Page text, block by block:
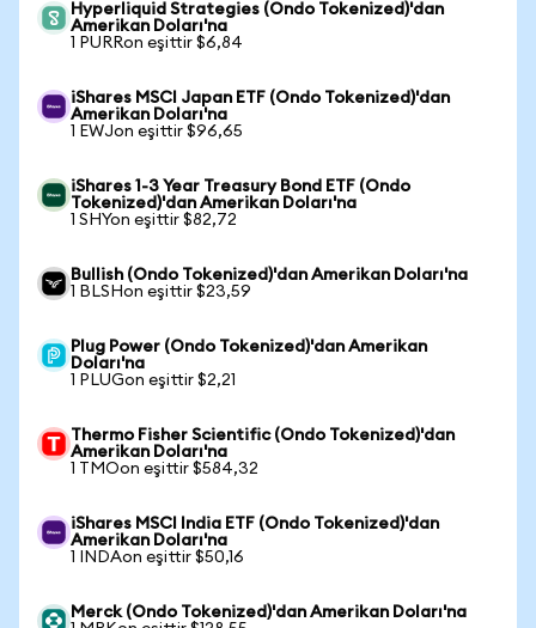
Hyperliquid Strategies (Ondo Tokenized)'dan
Amerikan Doları'na
1 PURRon eşittir $6,84
iShares MSCI Japan ETF (Ondo Tokenized)'dan
Amerikan Doları'na
1 EWJon eşittir $96,65
iShares 1-3 Year Treasury Bond ETF (Ondo
Tokenized)'dan Amerikan Doları'na
1 SHYon eşittir $82,72
Bullish (Ondo Tokenized)'dan Amerikan Doları'na
1 BLSHon eşittir $23,59
Plug Power (Ondo Tokenized)'dan Amerikan
Doları'na
1 PLUGon eşittir $2,21
Thermo Fisher Scientific (Ondo Tokenized)'dan
Amerikan Doları'na
1 TMOon eşittir $584,32
iShares MSCI India ETF (Ondo Tokenized)'dan
Amerikan Doları'na
1 INDAon eşittir $50,16
Merck (Ondo Tokenized)'dan Amerikan Doları'na